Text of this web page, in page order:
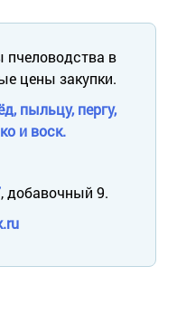
в
цены закупки.
пыльцу, пергу,
и воск.
, добавочный 9.